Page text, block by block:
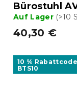
Bürostuhl
Auf Lager (>10
40,30 €
10 %
BTS10